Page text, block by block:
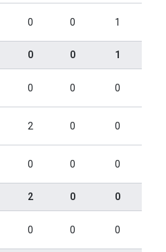
0 0 1
0 0 1
0 0 0
2 0 0
0 0 0
2 0 0
0 0 0